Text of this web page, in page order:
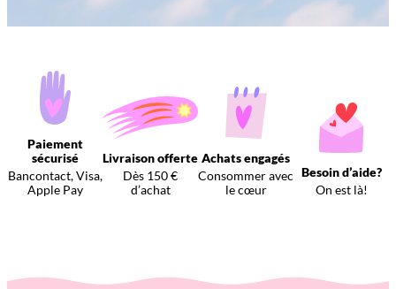
Paiement
sécurisé
Bancontact, Visa,
Apple Pay
Livraison offerte
Dès 150 €
d’achat
Achats engagés
Consommer avec
le cœur
Besoin d’aide?
On est là!